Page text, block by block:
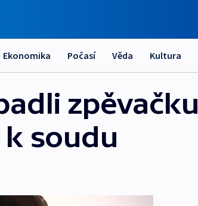
Ekonomika Počasí Věda Kultura
zpěvačku
soudu